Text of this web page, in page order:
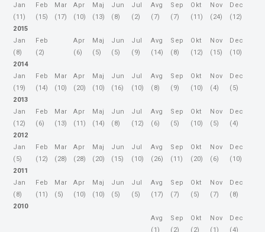
Jan
(11)
Feb
(15)
Mar
(17)
Apr
(10)
Maj
(13)
Jun
(8)
Jul
(2)
Avg
(7)
Sep
(7)
Okt
(11)
Nov
(24)
Dec
(12)
2015
Jan
(8)
Feb
(2)
Apr
(6)
Maj
(5)
Jun
(5)
Jul
(9)
Avg
(14)
Sep
(8)
Okt
(12)
Nov
(15)
Dec
(10)
2014
Jan
(19)
Feb
(14)
Mar
(10)
Apr
(20)
Maj
(10)
Jun
(16)
Jul
(10)
Avg
(8)
Sep
(9)
Okt
(10)
Nov
(4)
Dec
(5)
2013
Jan
(12)
Feb
(6)
Mar
(13)
Apr
(11)
Maj
(14)
Jun
(8)
Jul
(12)
Avg
(6)
Sep
(5)
Okt
(10)
Nov
(5)
Dec
(4)
2012
Jan
(5)
Feb
(12)
Mar
(28)
Apr
(28)
Maj
(20)
Jun
(15)
Jul
(10)
Avg
(26)
Sep
(11)
Okt
(20)
Nov
(6)
Dec
(10)
2011
Jan
(8)
Feb
(11)
Mar
(5)
Apr
(10)
Maj
(10)
Jun
(5)
Jul
(5)
Avg
(17)
Sep
(7)
Okt
(5)
Nov
(7)
Dec
(8)
2010
Avg
(1)
Sep
(2)
Okt
(2)
Nov
(1)
Dec
(4)